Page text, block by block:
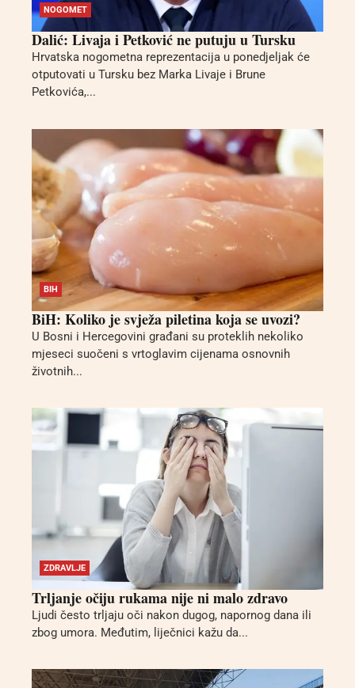
NOGOMET
Dalić: Livaja i Petković ne putuju u Tursku
Hrvatska nogometna reprezentacija u ponedjeljak će
otputovati u Tursku bez Marka Livaje i Brune
Petkovića,...
BIH
BiH: Koliko je svježa piletina koja se uvozi?
U Bosni i Hercegovini građani su proteklih nekoliko
mjeseci suočeni s vrtoglavim cijenama osnovnih
životnih...
ZDRAVLJE
Trljanje očiju rukama nije ni malo zdravo
Ljudi često trljaju oči nakon dugog, napornog dana ili
zbog umora. Međutim, liječnici kažu da...